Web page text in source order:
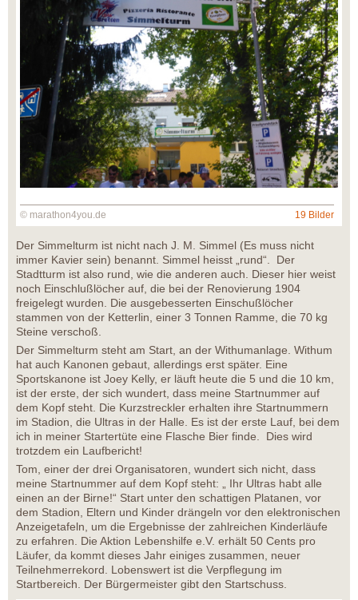
© marathon4you.de 19 Bilder
Der Simmelturm ist nicht nach J. M. Simmel (Es muss nicht
immer Kavier sein) benannt. Simmel heisst „rund“. Der
Stadtturm ist also rund, wie die anderen auch. Dieser hier weist
noch Einschlußlöcher auf, die bei der Renovierung 1904
freigelegt wurden. Die ausgebesserten Einschußlöcher
stammen von der Ketterlin, einer 3 Tonnen Ramme, die 70 kg
Steine verschoß.
Der Simmelturm steht am Start, an der Withumanlage. Withum
hat auch Kanonen gebaut, allerdings erst später. Eine
Sportskanone ist Joey Kelly, er läuft heute die 5 und die 10 km,
ist der erste, der sich wundert, dass meine Startnummer auf
dem Kopf steht. Die Kurzstreckler erhalten ihre Startnummern
im Stadion, die Ultras in der Halle. Es ist der erste Lauf, bei dem
ich in meiner Startertüte eine Flasche Bier finde. Dies wird
trotzdem ein Laufbericht!
Tom, einer der drei Organisatoren, wundert sich nicht, dass
meine Startnummer auf dem Kopf steht: „ Ihr Ultras habt alle
einen an der Birne!“ Start unter den schattigen Platanen, vor
dem Stadion, Eltern und Kinder drängeln vor den elektronischen
Anzeigetafeln, um die Ergebnisse der zahlreichen Kinderläufe
zu erfahren. Die Aktion Lebenshilfe e.V. erhält 50 Cents pro
Läufer, da kommt dieses Jahr einiges zusammen, neuer
Teilnehmerrekord. Lobenswert ist die Verpflegung im
Startbereich. Der Bürgermeister gibt den Startschuss.